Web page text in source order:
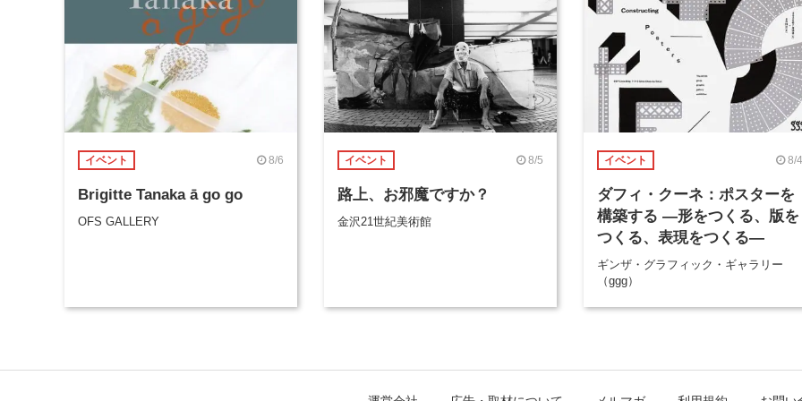
イベント 8/6
Brigitte Tanaka ā go go
OFS GALLERY
イベント 8/5
路上、お邪魔ですか？
金沢21世紀美術館
イベント 8/4
ダフィ・クーネ：ポスターを
構築する ―形をつくる、版を
つくる、表現をつくる―
ギンザ・グラフィック・ギャラリー
（ggg）